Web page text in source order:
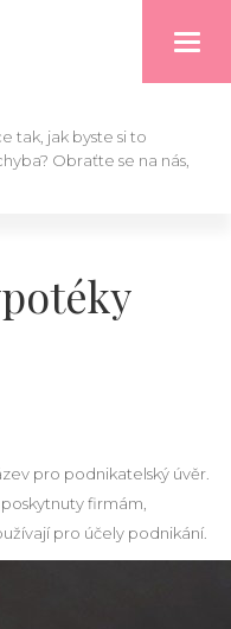
tak, jak byste si to
Obraťte se na nás,
pro podnikatelský úvěr.
firmám,
pro účely podnikání.